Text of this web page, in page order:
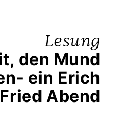
Lesung
den Mund
ein Erich
Fried Abend